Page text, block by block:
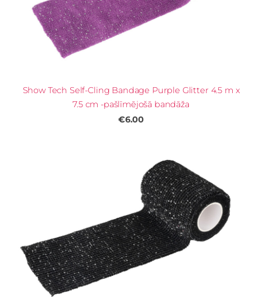
Show Tech Self-Cling Bandage Purple Glitter 4.5 m x
7.5 cm -pašlīmējošā bandāža
€6.00